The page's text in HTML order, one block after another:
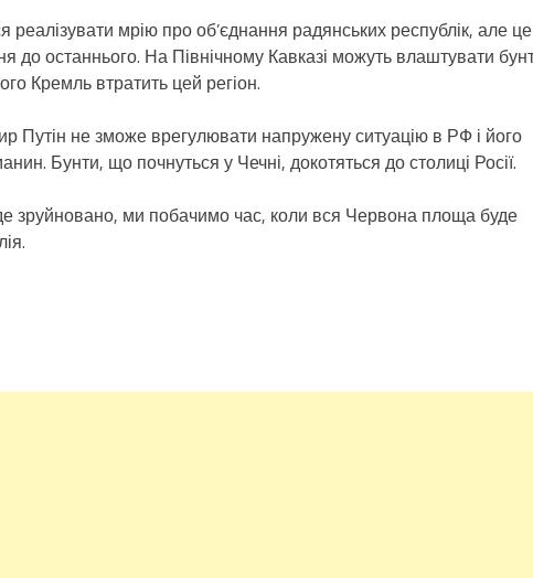
мрію про об’єднання радянських республік, але це
до останнього. На Північному Кавказі можуть влаштувати
Кремль втратить цей регіон.
Путін не зможе врегулювати напружену ситуацію в РФ і його
Бунти, що почнуться у Чечні, докотяться до столиці Росії.
зруйновано, ми побачимо час, коли вся Червона площа буде